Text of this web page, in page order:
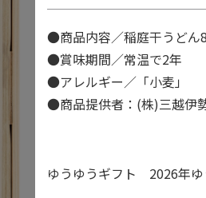
●商品内容／稲庭干うど
●賞味期間／常温で2年
●アレルギー／「小麦」
●商品提供者：(株)三越伊
ゆうゆうギフト 2026年